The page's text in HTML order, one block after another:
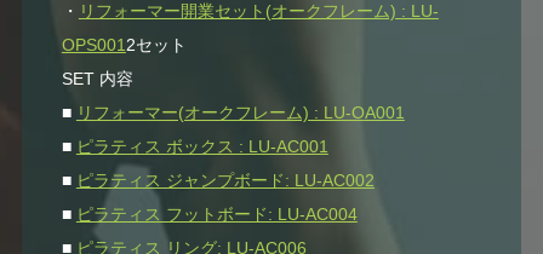
・ リフォーマー開業セット(オークフレーム) : LU-
OPS0012セット
SET 内容
■ リフォーマー(オークフレーム) : LU-OA001
■ ピラティス ボックス : LU-AC001
■ ピラティス ジャンプボード: LU-AC002
■ ピラティス フットボード: LU-AC004
■ ピラティス リング: LU-AC006